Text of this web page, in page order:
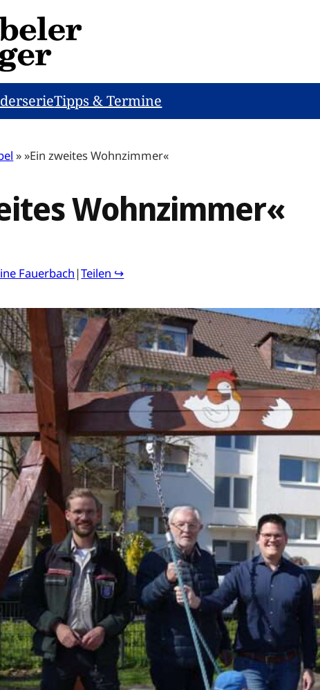
Tipps & Termine
»»Ein zweites Wohnzimmer«
Wohnzimmer«
Fauerbach |Teilen ↪